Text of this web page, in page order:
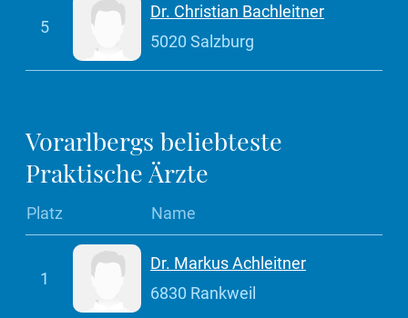
5
Dr. Christian Bachleitner
5020 Salzburg
Vorarlbergs beliebteste
Praktische Ärzte
Platz Name
1
Dr. Markus Achleitner
6830 Rankweil